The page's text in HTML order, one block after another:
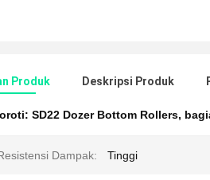
Produk Deskripsi Produk
SD22 Dozer Bottom Rollers,
Dampak: Tinggi